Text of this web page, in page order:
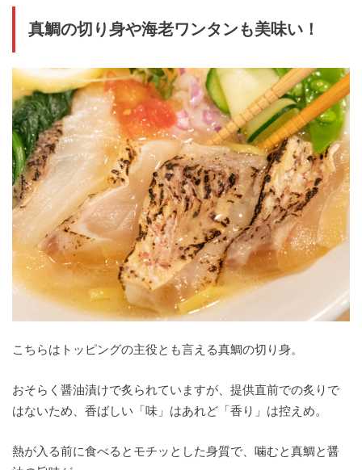
真鯛の切り身や海老ワンタンも美味い！
こちらはトッピングの主役とも言える真鯛の切り身。
おそらく醤油漬けで炙られていますが、提供直前での炙りで
はないため、香ばしい「味」はあれど「香り」は控えめ。
熱が入る前に食べるとモチッとした身質で、噛むと真鯛と醤